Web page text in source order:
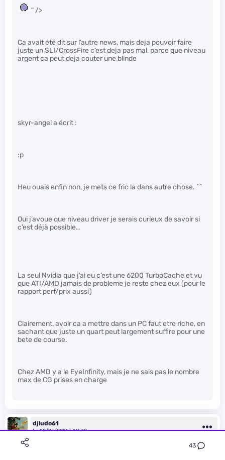
43
" />
Ca avait été dit sur l’autre news, mais deja pouvoir faire
juste un SLI/CrossFire c’est deja pas mal, parce que niveau
argent ca peut deja couter une blinde
skyr-angel a écrit :
:p
Heu ouais enfin non, je mets ce fric la dans autre chose. ^^
Oui j’avoue que niveau driver je serais curieux de savoir si
c’est déjà possible…
La seul Nvidia que j’ai eu c’est une 6200 TurboCache et vu
que ATI/AMD jamais de probleme je reste chez eux (pour le
rapport perf/prix aussi)
Clairement, avoir ca a mettre dans un PC faut etre riche, en
sachant que juste un quart peut largement suffire pour une
bete de course.
Chez AMD y a le EyeInfinity, mais je ne sais pas le nombre
max de CG prises en charge
djludo61
Le 28/05/2014 à 14h39